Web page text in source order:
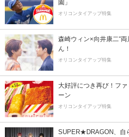
園」
オリコンタイアップ特集
森崎ウィン×向井康二“
ん！
オリコンタイアップ特集
大好評につき再び！フ
ーン
オリコンタイアップ特集
SUPER★DRAGON、自